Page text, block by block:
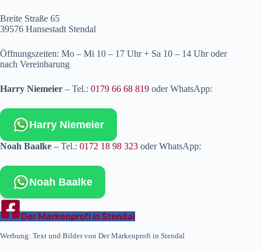
Breite Straße 65
39576 Hansestadt Stendal
Öffnungszeiten: Mo – Mi 10 – 17 Uhr + Sa 10 – 14 Uhr oder
nach Vereinbarung
Harry Niemeier – Tel.: 0179 66 68 819 oder WhatsApp:
Harry Niemeier
Noah Baalke – Tel.: 0172 18 98 323 oder WhatsApp:
Noah Baalke
Der Markenprofi in Stendal
Werbung: Text und Bilder von Der Markenprofi in Stendal